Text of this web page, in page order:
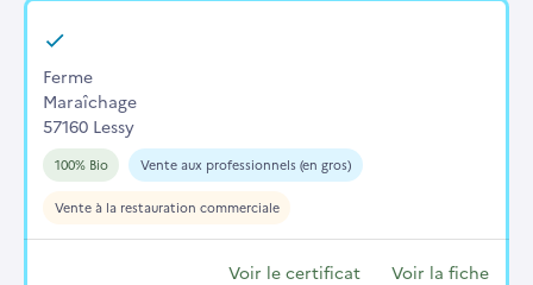
Ferme
Maraîchage
57160 Lessy
100% Bio Vente aux professionnels (en gros)
Vente à la restauration commerciale
Voir le certificat Voir la fiche